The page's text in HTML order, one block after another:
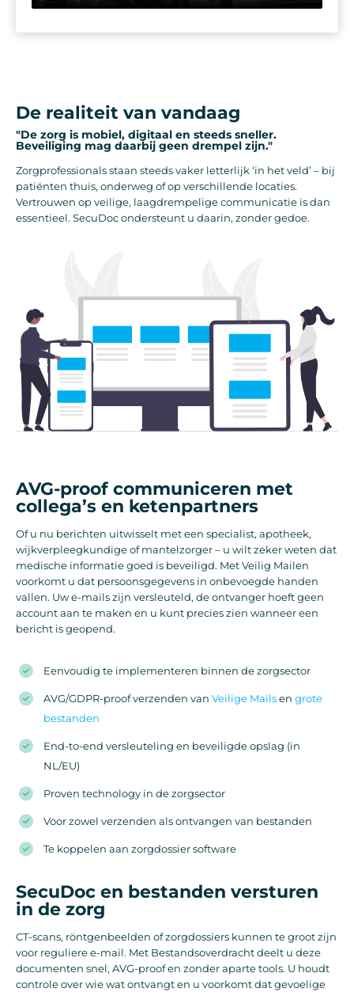
De realiteit van vandaag
"De zorg is mobiel, digitaal en steeds sneller.
Beveiliging mag daarbij geen drempel zijn."
Zorgprofessionals staan steeds vaker letterlijk ‘in het veld’ – bij
patiënten thuis, onderweg of op verschillende locaties.
Vertrouwen op veilige, laagdrempelige communicatie is dan
essentieel. SecuDoc ondersteunt u daarin, zonder gedoe.
AVG-proof communiceren met
collega’s en ketenpartners
Of u nu berichten uitwisselt met een specialist, apotheek,
wijkverpleegkundige of mantelzorger – u wilt zeker weten dat
medische informatie goed is beveiligd. Met Veilig Mailen
voorkomt u dat persoonsgegevens in onbevoegde handen
vallen. Uw e-mails zijn versleuteld, de ontvanger hoeft geen
account aan te maken en u kunt precies zien wanneer een
bericht is geopend.
Eenvoudig te implementeren binnen de zorgsector
AVG/GDPR-proof verzenden van Veilige Mails en grote
bestanden
End-to-end versleuteling en beveiligde opslag (in
NL/EU)
Proven technology in de zorgsector
Voor zowel verzenden als ontvangen van bestanden
Te koppelen aan zorgdossier software
SecuDoc en bestanden versturen
in de zorg
CT-scans, röntgenbeelden of zorgdossiers kunnen te groot zijn
voor reguliere e-mail. Met Bestandsoverdracht deelt u deze
documenten snel, AVG-proof en zonder aparte tools. U houdt
controle over wie wat ontvangt en u voorkomt dat gevoelige